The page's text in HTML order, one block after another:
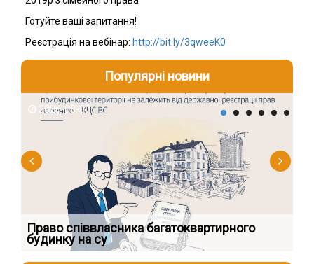
Готуйте ваші запитання! ⠀
Реєстрація на вебінар: http://bit.ly/3qweeK0
Популярні новини
2026-08-07
Право співвласника багатоквартирного
будинку на су